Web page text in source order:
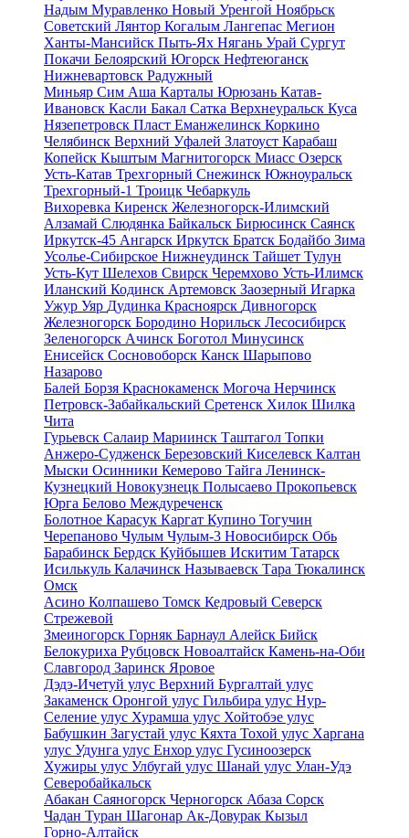
Надым Муравленко Новый Уренгой Ноябрьск
Советский Лянтор Когалым Лангепас Мегион
Ханты-Мансийск Пыть-Ях Нягань Урай Сургут
Покачи Белоярский Югорск Нефтеюганск
Нижневартовск Радужный
Миньяр Сим Аша Карталы Юрюзань Катав-
Ивановск Касли Бакал Сатка Верхнеуральск Куса
Нязепетровск Пласт Еманжелинск Коркино
Челябинск Верхний Уфалей Златоуст Карабаш
Копейск Кыштым Магнитогорск Миасс Озерск
Усть-Катав Трехгорный Снежинск Южноуральск
Трехгорный-1 Троицк Чебаркуль
Вихоревка Киренск Железногорск-Илимский
Алзамай Слюдянка Байкальск Бирюсинск Саянск
Иркутск-45 Ангарск Иркутск Братск Бодайбо Зима
Усолье-Сибирское Нижнеудинск Тайшет Тулун
Усть-Кут Шелехов Свирск Черемхово Усть-Илимск
Иланский Кодинск Артемовск Заозерный Игарка
Ужур Уяр Дудинка Красноярск Дивногорск
Железногорск Бородино Норильск Лесосибирск
Зеленогорск Ачинск Боготол Минусинск
Енисейск Сосновоборск Канск Шарыпово
Назарово
Балей Борзя Краснокаменск Могоча Нерчинск
Петровск-Забайкальский Сретенск Хилок Шилка
Чита
Гурьевск Салаир Мариинск Таштагол Топки
Анжеро-Судженск Березовский Киселевск Калтан
Мыски Осинники Кемерово Тайга Ленинск-
Кузнецкий Новокузнецк Полысаево Прокопьевск
Юрга Белово Междуреченск
Болотное Карасук Каргат Купино Тогучин
Черепаново Чулым Чулым-3 Новосибирск Обь
Барабинск Бердск Куйбышев Искитим Татарск
Исилькуль Калачинск Называевск Тара Тюкалинск
Омск
Асино Колпашево Томск Кедровый Северск
Стрежевой
Змеиногорск Горняк Барнаул Алейск Бийск
Белокуриха Рубцовск Новоалтайск Камень-на-Оби
Славгород Заринск Яровое
Дэдэ-Ичетуй улус Верхний Бургалтай улус
Закаменск Оронгой улус Гильбира улус Нур-
Селение улус Хурамша улус Хойтобэе улус
Бабушкин Загустай улус Кяхта Тохой улус Харгана
улус Удунга улус Енхор улус Гусиноозерск
Хужиры улус Улбугай улус Шанай улус Улан-Удэ
Северобайкальск
Абакан Саяногорск Черногорск Абаза Сорск
Чадан Туран Шагонар Ак-Довурак Кызыл
Горно-Алтайск